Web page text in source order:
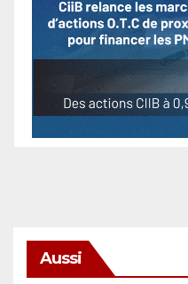
Aussi